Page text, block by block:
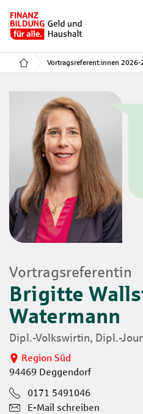
Vortragsreferent:innen 2026-
Vortragsreferentin
Brigitte
Watermann
Dipl.-Volkswirtin, Dipl.-
Region Süd
94469 Deggendorf
0171 5491046
E-Mail schreiben